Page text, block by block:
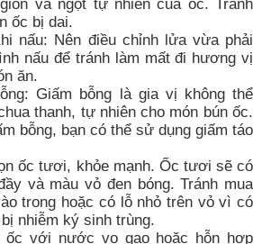
và ngọt tự nhiên của ốc. Tránh
ốc bị dai.
nấu: Nên điều chỉnh lửa vừa phải
nấu để tránh làm mất đi hương vị
ăn.
Giấm bỗng là gia vị không thể
thanh, tự nhiên cho món bún ốc.
bỗng, bạn có thể sử dụng giấm táo
ốc tươi, khỏe mạnh. Ốc tươi sẽ có
và màu vỏ đen bóng. Tránh mua
trong hoặc có lỗ nhỏ trên vỏ vì có
nhiễm ký sinh trùng.
ốc với nước vo gạo hoặc hỗn hợp